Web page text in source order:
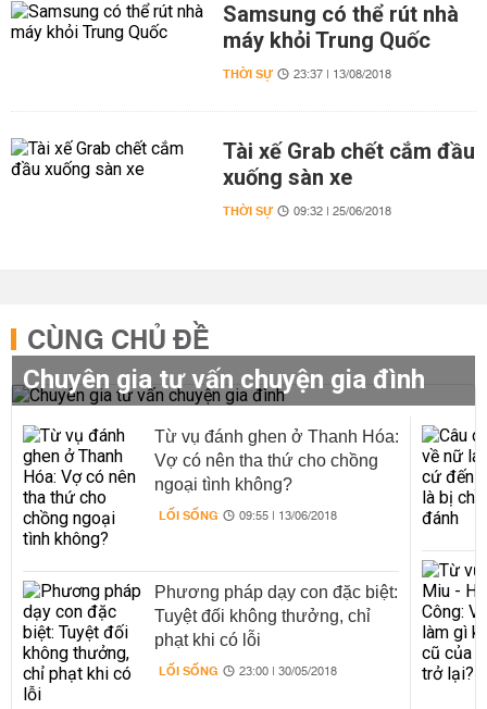
Samsung có thể rút nhà
máy khỏi Trung Quốc
THỜI SỰ 23:37 | 13/08/2018
Tài xế Grab chết cắm đầu
xuống sàn xe
THỜI SỰ 09:32 | 25/06/2018
CÙNG CHỦ ĐỀ
Chuyên gia tư vấn chuyện gia đình
Từ vụ đánh ghen ở Thanh Hóa:
Vợ có nên tha thứ cho chồng
ngoại tình không?
LỐI SỐNG 09:55 | 13/06/2018
Phương pháp dạy con đặc biệt:
Tuyệt đối không thưởng, chỉ
phạt khi có lỗi
LỐI SỐNG 23:00 | 30/05/2018